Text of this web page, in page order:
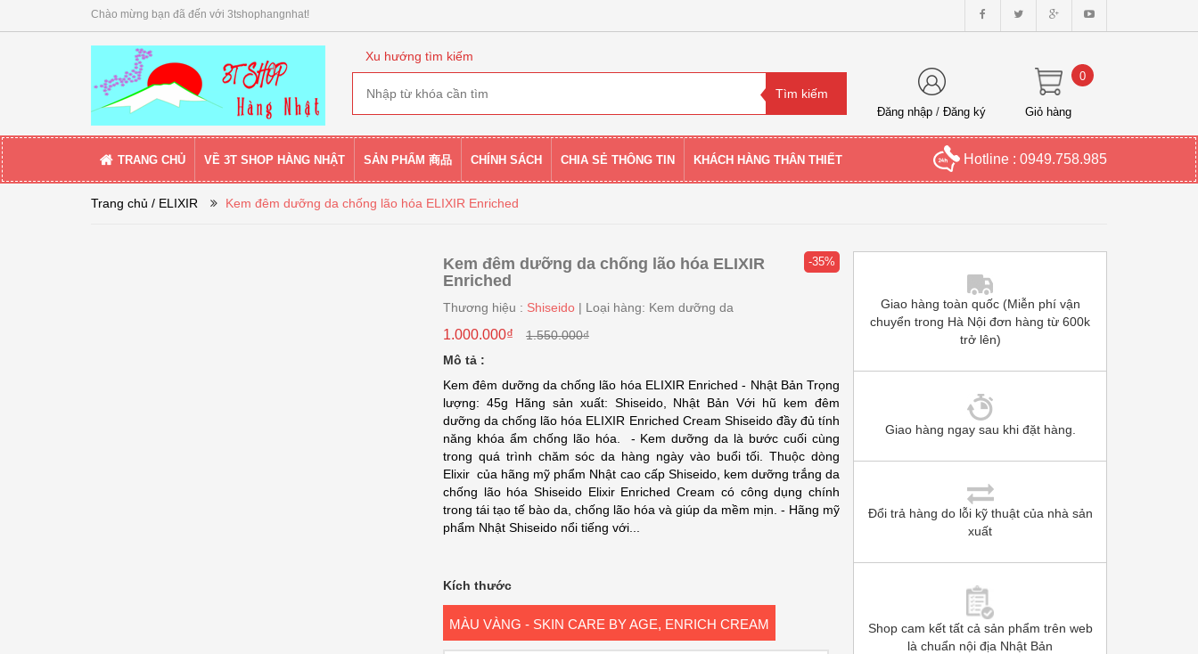
Chào mừng bạn đã đến với 3tshophangnhat!
Xu hướng tìm kiếm
Đăng nhập /Đăng ký Giỏ hàng
0
TRANG CHỦ VỀ 3T SHOP HÀNG NHẬT SẢN PHẨM 商品 CHÍNH SÁCH CHIA SẺ THÔNG TIN KHÁCH HÀNG THÂN THIẾT Hotline : 0949.758.985
Trang chủ / ELIXIR Kem đêm dưỡng da chống lão hóa ELIXIR Enriched
Kem đêm dưỡng da chống lão hóa ELIXIR
Enriched
-35%
Thương hiệu : Shiseido | Loại hàng: Kem dưỡng da
1.000.000₫
1.550.000₫
Mô tả :
Kem đêm dưỡng da chống lão hóa ELIXIR Enriched - Nhật Bản Trọng
lượng: 45g Hãng sản xuất: Shiseido, Nhật Bản Với hũ kem đêm
dưỡng da chống lão hóa ELIXIR Enriched Cream Shiseido đầy đủ tính
năng khóa ẩm chống lão hóa. - Kem dưỡng da là bước cuối cùng
trong quá trình chăm sóc da hàng ngày vào buổi tối. Thuộc dòng
Elixir của hãng mỹ phẩm Nhật cao cấp Shiseido, kem dưỡng trắng da
chống lão hóa Shiseido Elixir Enriched Cream có công dụng chính
trong tái tạo tế bào da, chống lão hóa và giúp da mềm mịn. - Hãng mỹ
phẩm Nhật Shiseido nổi tiếng với...
Kích thước
MÀU VÀNG - SKIN CARE BY AGE, ENRICH CREAM
Giao hàng toàn quốc (Miễn phí vận
chuyển trong Hà Nội đơn hàng từ 600k
trở lên)
Giao hàng ngay sau khi đặt hàng.
Đổi trả hàng do lỗi kỹ thuật của nhà sản
xuất
Shop cam kết tất cả sản phẩm trên web
là chuẩn nội địa Nhật Bản